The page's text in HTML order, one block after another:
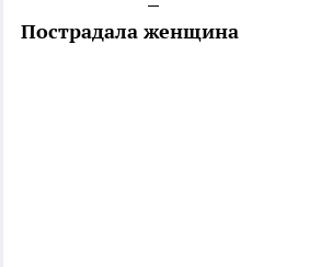
Пострадала женщина